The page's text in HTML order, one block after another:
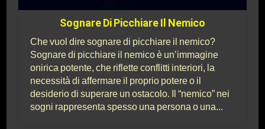
Sognare Di Picchiare Il Nemico
Che vuol dire sognare di picchiare il nemico?
Sognare di picchiare il nemico è un’immagine
onirica potente, che riflette conflitti interiori, la
necessità di affermare il proprio potere o il
desiderio di superare un ostacolo. Il “nemico” nei
sogni rappresenta spesso una persona o una...